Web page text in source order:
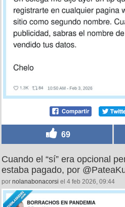
69
Cuando el “sí” era opcional
estaba pagado, por
por nolanabonacorsi el 4 feb 2026, 09:44